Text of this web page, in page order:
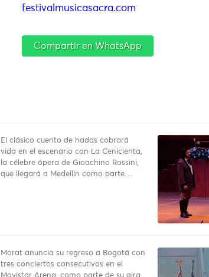
festivalmusicasacra.com
Compartir en WhatsApp
El clásico cuento de hadas cobrará
vida en el escenario con La Cenicienta,
la célebre ópera de Gioachino Rossini,
que llegará a Medellín como parte…
Morat anuncia su regreso a Bogotá con
tres conciertos consecutivos en el